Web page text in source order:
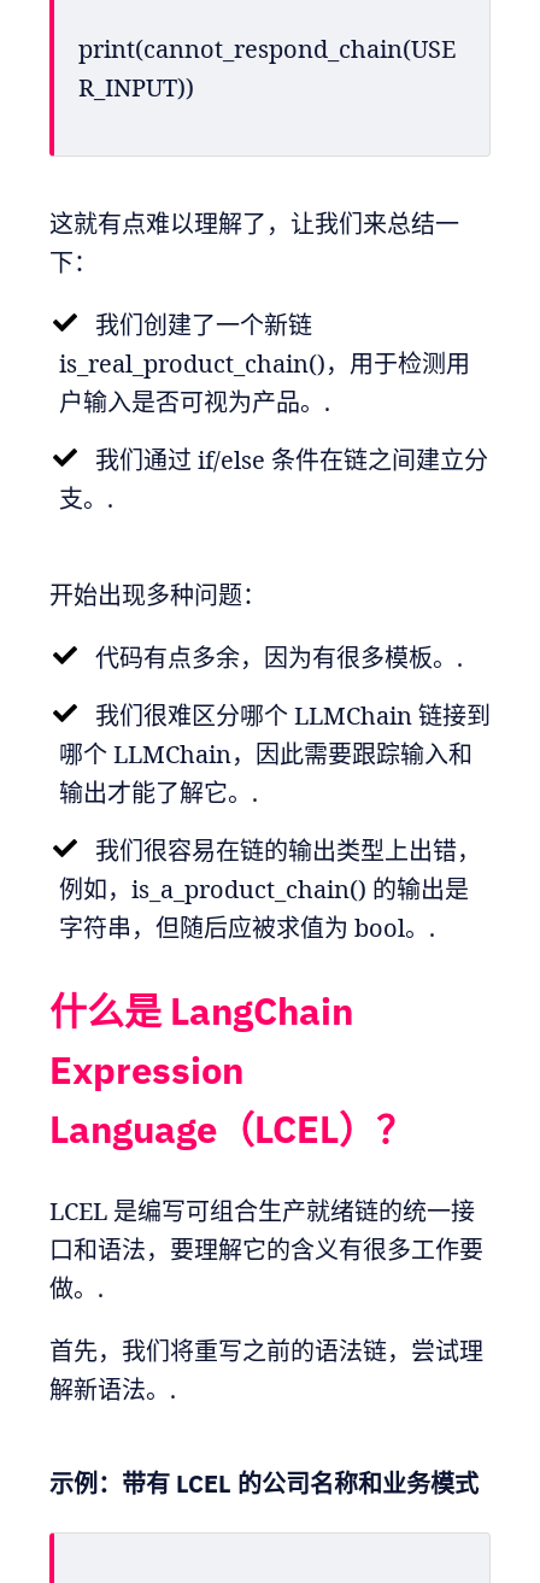
print(cannot_respond_chain(USE
R_INPUT))
这就有点难以理解了，让我们来总结一
下：
我们创建了一个新链
is_real_product_chain()，用于检测用
户输入是否可视为产品。.
我们通过 if/else 条件在链之间建立分
支。.
开始出现多种问题：
代码有点多余，因为有很多模板。.
我们很难区分哪个 LLMChain 链接到
哪个 LLMChain，因此需要跟踪输入和
输出才能了解它。.
我们很容易在链的输出类型上出错，
例如，is_a_product_chain() 的输出是
字符串，但随后应被求值为 bool。.
什么是 LangChain
Expression
Language（LCEL）？
LCEL 是编写可组合生产就绪链的统一接
口和语法，要理解它的含义有很多工作要
做。.
首先，我们将重写之前的语法链，尝试理
解新语法。.
示例：带有 LCEL 的公司名称和业务模式